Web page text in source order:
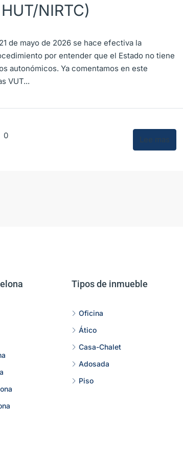
NIRTC)
de mayo de 2026 se hace efectiva la
por entender que el Estado no tiene
autonómicos. Ya comentamos en este
VUT...
0 Lee mas
Tipos de inmueble
Oficina
Ático
Casa-Chalet
Adosada
Piso